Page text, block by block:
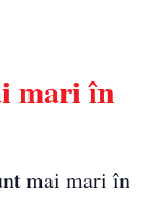
mari în
mai mari în